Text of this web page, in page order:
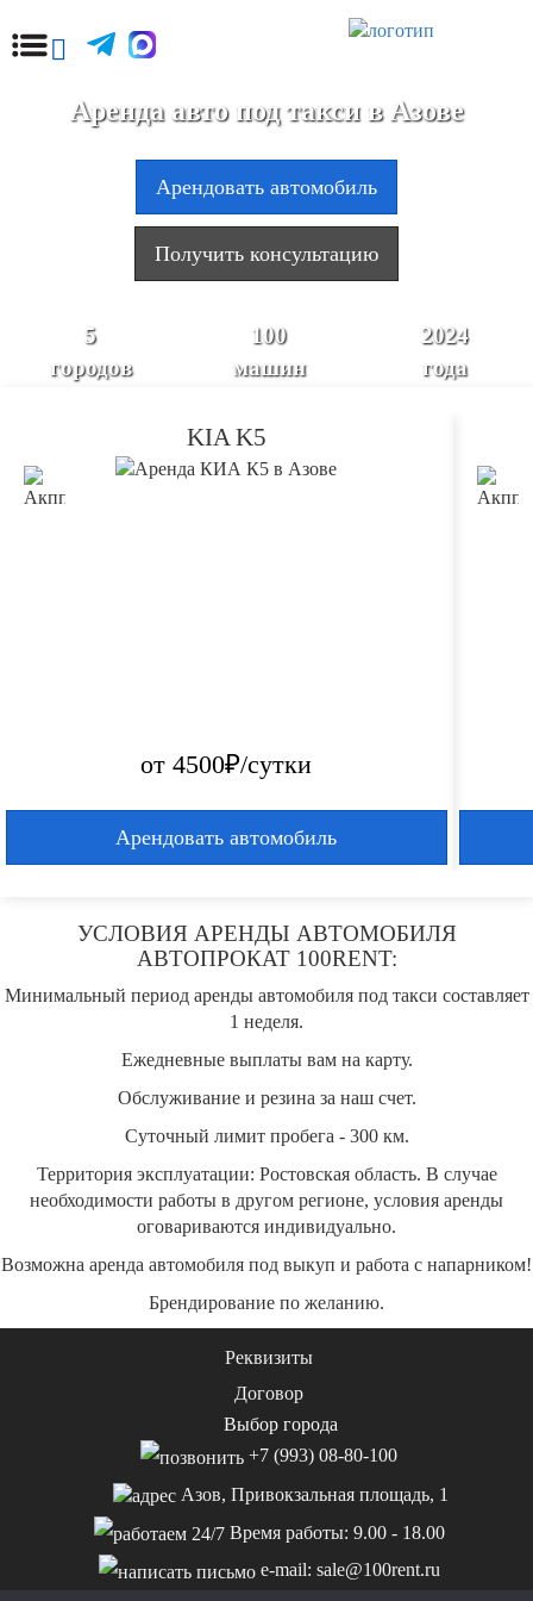
Аренда авто под такси в Азове
Арендовать автомобиль
Получить консультацию
5
городов
100
машин
2024
года
KIA K5
от 4500₽/сутки
Арендовать автомобиль
УСЛОВИЯ АРЕНДЫ АВТОМОБИЛЯ
АВТОПРОКАТ 100RENT:
Минимальный период аренды автомобиля под такси составляет
1 неделя.
Ежедневные выплаты вам на карту.
Обслуживание и резина за наш счет.
Суточный лимит пробега - 300 км.
Территория эксплуатации: Ростовская область. В случае
необходимости работы в другом регионе, условия аренды
оговариваются индивидуально.
Возможна аренда автомобиля под выкуп и работа с напарником!
Брендирование по желанию.
Реквизиты
Договор
Выбор города
+7 (993) 08-80-100
Азов, Привокзальная площадь, 1
Время работы: 9.00 - 18.00
e-mail: sale@100rent.ru